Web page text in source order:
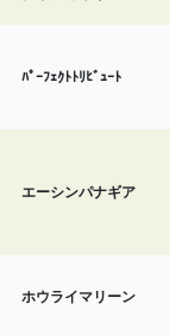
ﾊﾟｰﾌｪｸﾄﾄﾘﾋﾞｭｰﾄ
エーシンパナギア
ホウライマリーン